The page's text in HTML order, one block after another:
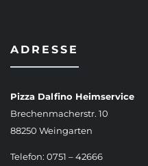
ADRESSE
Pizza Dalfino Heimservice
Brechenmacherstr. 10
88250 Weingarten
Telefon: 0751 – 42666